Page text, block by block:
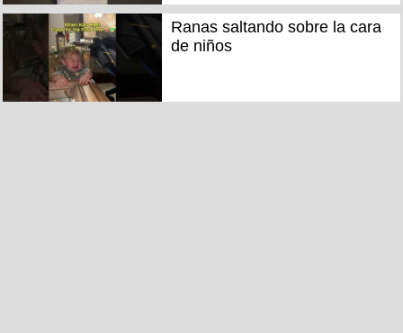
Ranas saltando sobre la cara
de niños